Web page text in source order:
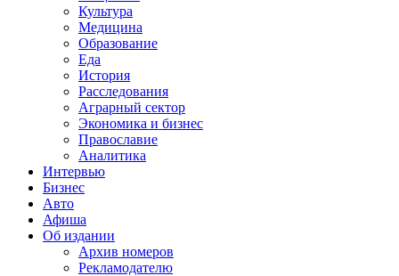
Культура
Медицина
Образование
Еда
История
Расследования
Аграрный сектор
Экономика и бизнес
Православие
Аналитика
Интервью
Бизнес
Авто
Афиша
Об издании
Архив номеров
Рекламодателю